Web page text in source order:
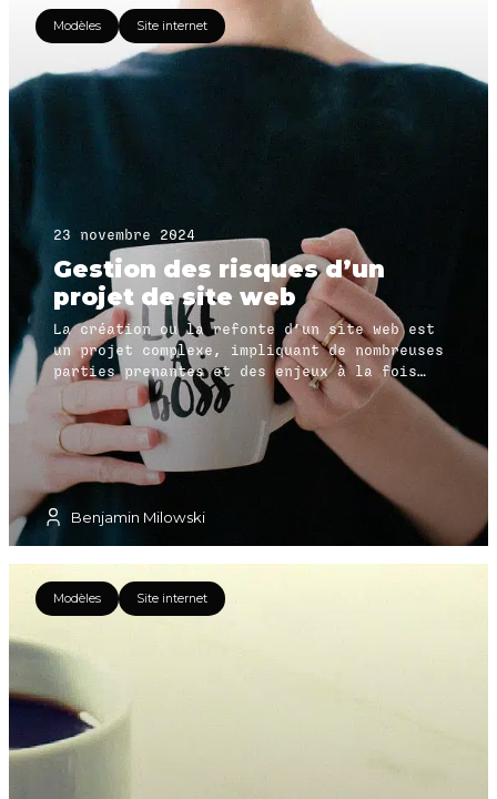
Modèles Site internet
23 novembre 2024
Gestion des risques d’un
projet de site web
La création ou la refonte d’un site web est
un projet complexe, impliquant de nombreuses
parties prenantes et des enjeux à la fois
stratégiques et techniques. Ce type de
projet comporte inévitablement des risques
pouvant impacter son succès. Parmi les plus
fréquents, on retrouve ceux liés à
l’expérience utilisateur (UX), y compris
l'expérience du back-office, la sécurité du
site, de plus en plus sollicitée, la
SEO lors d’une refonte, la qualité des
contenus, ainsi que celle de la recette du
site. Enfin, le respect des délais et du
Chacun de ces facteurs peut influencer
conversion et la rentabilité de
l’entreprise.
Benjamin Milowski
Modèles Site internet